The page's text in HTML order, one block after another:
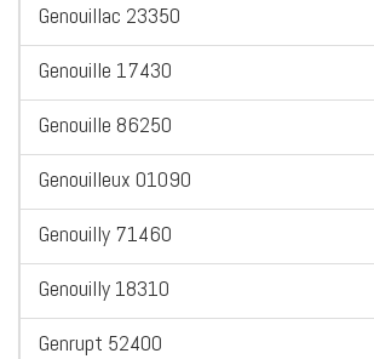
Genouillac 23350
Genouille 17430
Genouille 86250
Genouilleux 01090
Genouilly 71460
Genouilly 18310
Genrupt 52400